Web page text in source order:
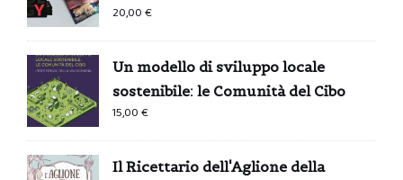
20,00€
Un modello di sviluppo locale
sostenibile: le Comunità del Cibo
15,00€
Il Ricettario dell'Aglione della